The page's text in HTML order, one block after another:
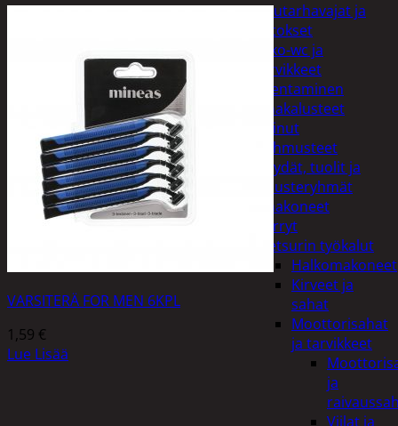
Puutarhavajat ja
katokset
Ulko-wc ja
tarvikkeet
Piharakentaminen
Puutarhakalusteet
Keinut
Pehmusteet
Pöydät, tuolit ja
kalusteryhmät
Puutarhakoneet
Kärryt
Metsurin työkalut
Halkomakoneet
Kirveet ja
sahat
Moottorisahat
ja tarvikkeet
ja
Viilat ja
VARSITERÄ FOR MEN 6KPL
1,59 €
Lue Lisää